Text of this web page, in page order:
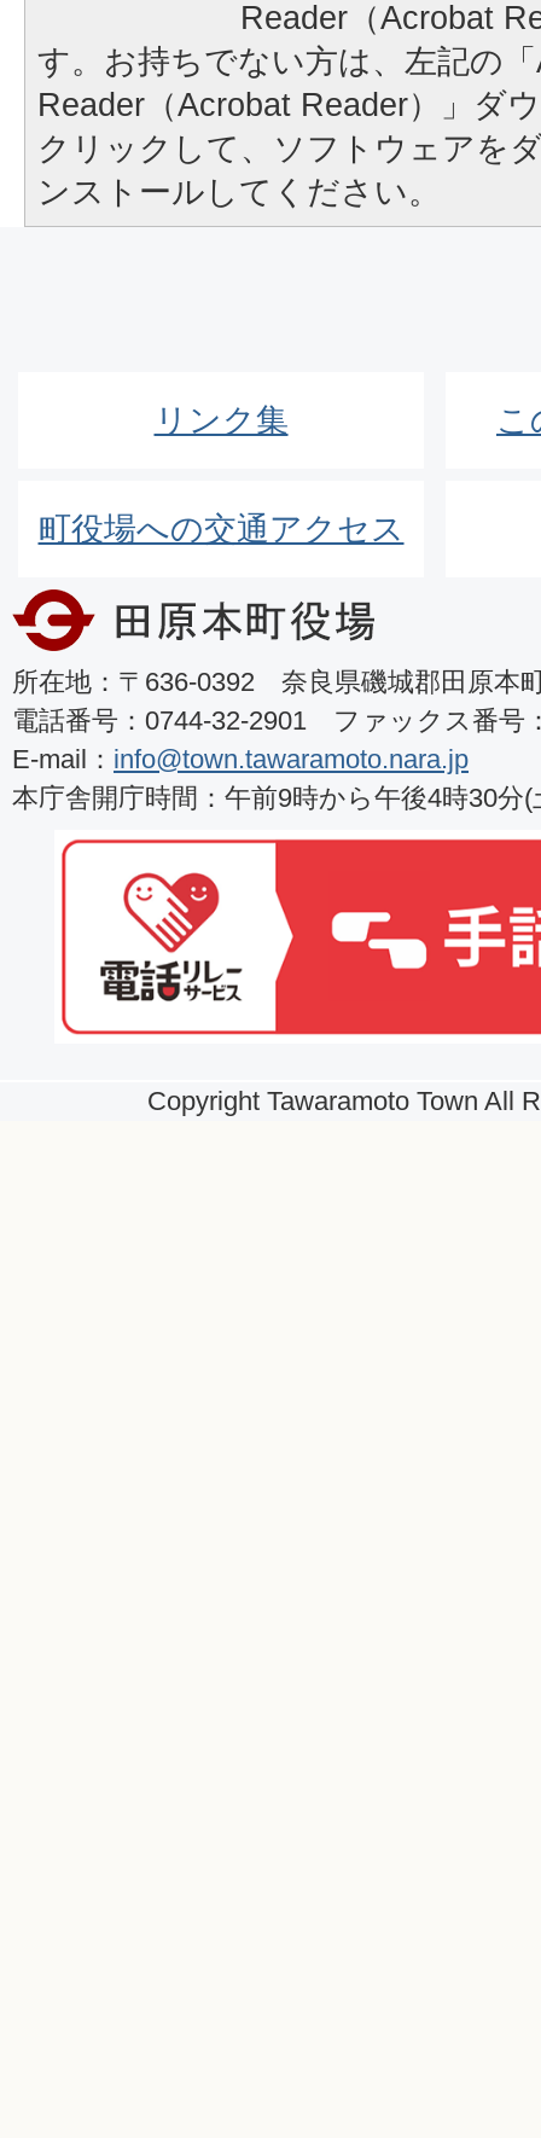
Reader（Acrobat
す。お持ちでない方は、左記の
Reader（Acrobat Reader）」ダ
クリックして、ソフトウェアを
ンストールしてください。
リンク集 こ
町役場への交通アクセス
所在地：〒636-0392 奈良県磯城郡田原本
電話番号：0744-32-2901 ファックス番号
E-mail： info@town.tawaramoto.nara.jp
本庁舎開庁時間：午前9時から午後4時30分
Copyright Tawaramoto Town All